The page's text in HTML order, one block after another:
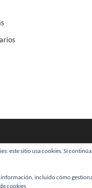
| Diseñado por:Theme Freesia|
este sitio usa cookies. Si
información, incluido cómo
cookies